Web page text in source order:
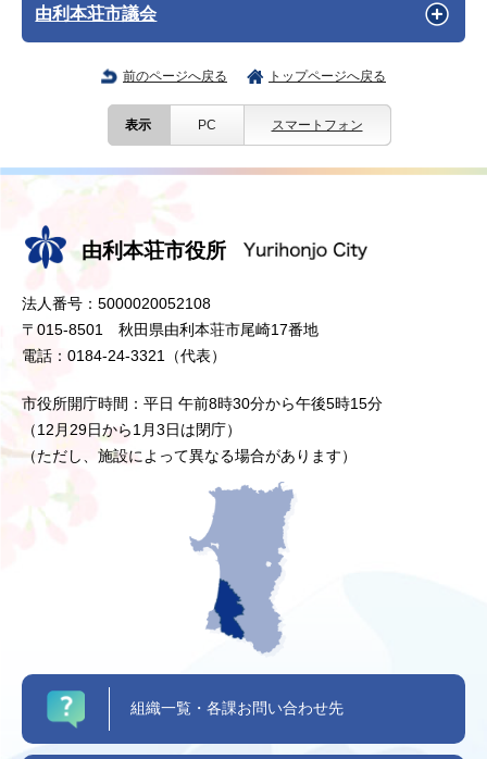
由利本荘市議会
前のページへ戻る トップページへ戻る
表示 PC スマートフォン
由利本荘市役所
法人番号：5000020052108
〒015-8501 秋田県由利本荘市尾崎17番地
電話：0184-24-3321（代表）
市役所開庁時間：平日 午前8時30分から午後5時15分
（12月29日から1月3日は閉庁）
（ただし、施設によって異なる場合があります）
組織一覧・各課お問い合わせ先